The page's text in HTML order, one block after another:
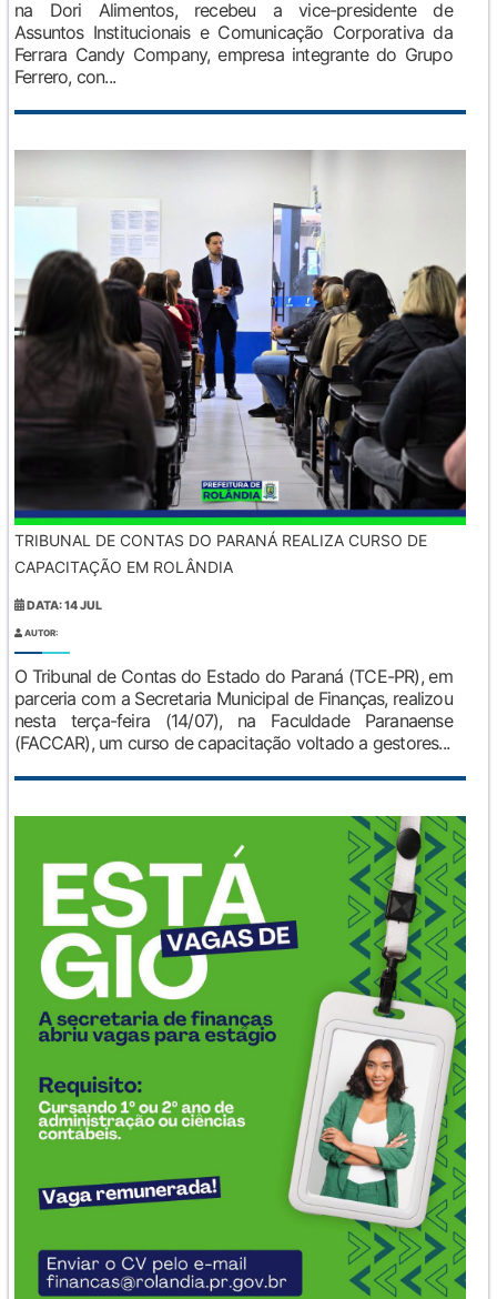
na Dori Alimentos, recebeu a vice-presidente de
Assuntos Institucionais e Comunicação Corporativa da
Ferrara Candy Company, empresa integrante do Grupo
Ferrero, con...
TRIBUNAL DE CONTAS DO PARANÁ REALIZA CURSO DE
CAPACITAÇÃO EM ROLÂNDIA
DATA: 14 JUL
AUTOR:
O Tribunal de Contas do Estado do Paraná (TCE-PR), em
parceria com a Secretaria Municipal de Finanças, realizou
nesta terça-feira (14/07), na Faculdade Paranaense
(FACCAR), um curso de capacitação voltado a gestores...